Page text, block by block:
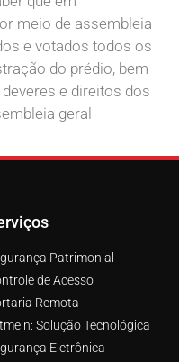
meio de assembleia
e votados todos os
do prédio, bem
e direitos dos
geral
Patrimonial
de Acesso
Remota
Solução Tecnológica
Eletrônica